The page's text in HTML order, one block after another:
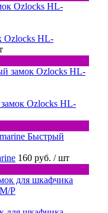
Ozlocks HL-
Ozlocks HL-
Быстрый
160 руб. / шт